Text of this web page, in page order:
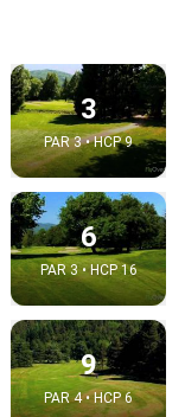
3
PAR 3 • HCP 9
6
PAR 3 • HCP 16
9
PAR 4 • HCP 6